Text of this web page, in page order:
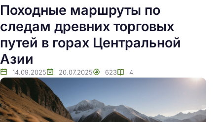
Походные маршруты по
следам древних торговых
путей в горах Центральной
Азии
14.09.2025 20.07.2025 623 4